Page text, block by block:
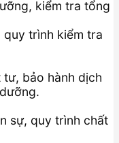
kiểm tra tổng
trình kiểm tra
bảo hành dịch
sự, quy trình chất